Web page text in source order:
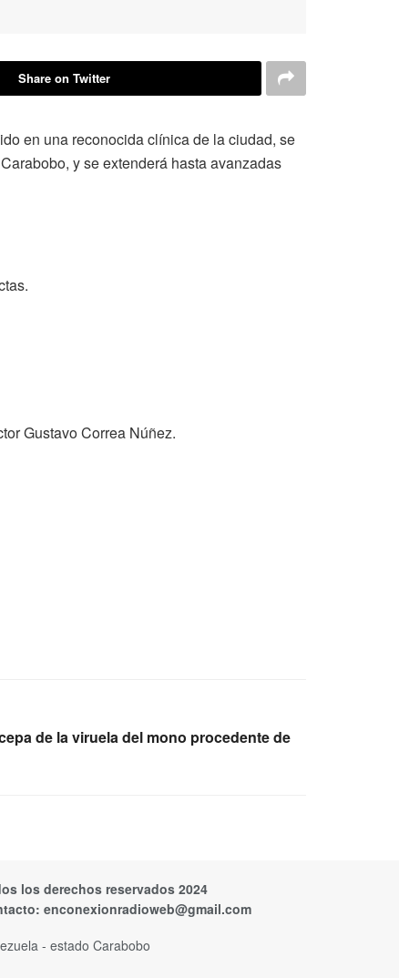
Share on Twitter
en una reconocida clínica de la ciudad, se
y se extenderá hasta avanzadas
Gustavo Correa Núñez.
de la viruela del mono procedente de
los derechos reservados 2024
enconexionradioweb@gmail.com
- estado Carabobo